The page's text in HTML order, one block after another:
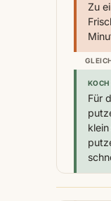
Zu
KOCH
Für